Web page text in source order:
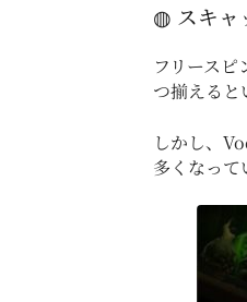
◍ スキャ
フリース
つ揃えると
しかし、
多くなって